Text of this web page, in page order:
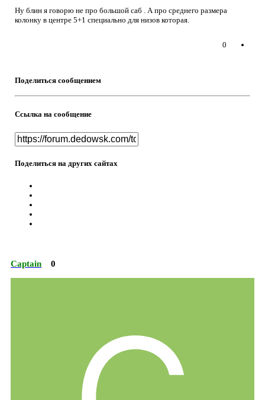
Ну блин я говорю не про большой саб . А про среднего размера
колонку в центре 5+1 специально для низов которая.
0
Поделиться сообщением
Ссылка на сообщение
Поделиться на других сайтах
Captain 0